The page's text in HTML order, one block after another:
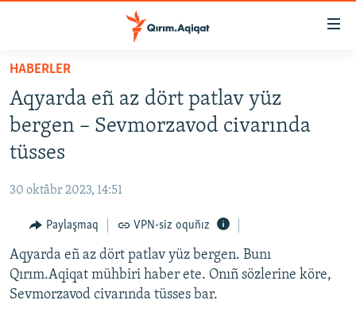
Esas
qaytmaq
Baş
navigatsiyağa
qaytmaq
Qıdıruvğa
HABERLER
SİYASET
İQTİSADİYAT
MEDENİYET
İNSAN AQLARI
VİDEO
SÜRET
HABERLER
Aqyarda eñ az dört patlav yüz
bergen – Sevmorzavod civarında
tüsses
30 oktâbr 2023, 14:51
Paylaşmaq VPN-siz oquñız
Aqyarda eñ az dört patlav yüz bergen. Bunı
Qırım.Aqiqat mühbiri haber ete. Onıñ sözlerine köre,
Sevmorzavod civarında tüsses bar.